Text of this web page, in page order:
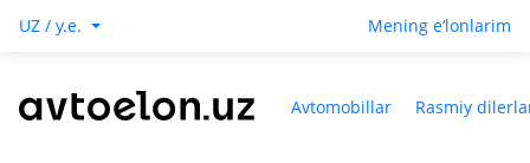
UZ / y.e. Mening e‘lonlarim
Avtomobillar Rasmiy